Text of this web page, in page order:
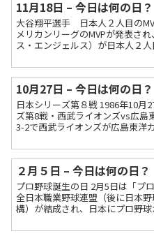
11月18日 – 今日は何の日？
大谷翔平選手 日本人２人目の
メリカンリーグのMVPが発表さ
ス・エンジェルス）が日本人２
10月27日 – 今日は何の日？
日本シリーズ第８戦 1986年10
ズ第8戦・西武ライオンズvs広島
3-2で西武ライオンズが広島東洋
２月５日 – 今日は何の日？
プロ野球誕生の日 2月5日は「プ
全日本職業野球連盟（後に日本
構）が結成され、日本にプロ野